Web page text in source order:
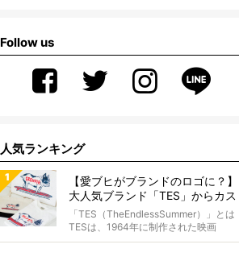
Follow us
人気ランキング
【愛ブヒがブランドのロゴに？】
大人気ブランド「TES」からカス
タムオーダーが誕生！
「TES（TheEndlessSummer）」とは
TESは、1964年に制作された映画
『The...